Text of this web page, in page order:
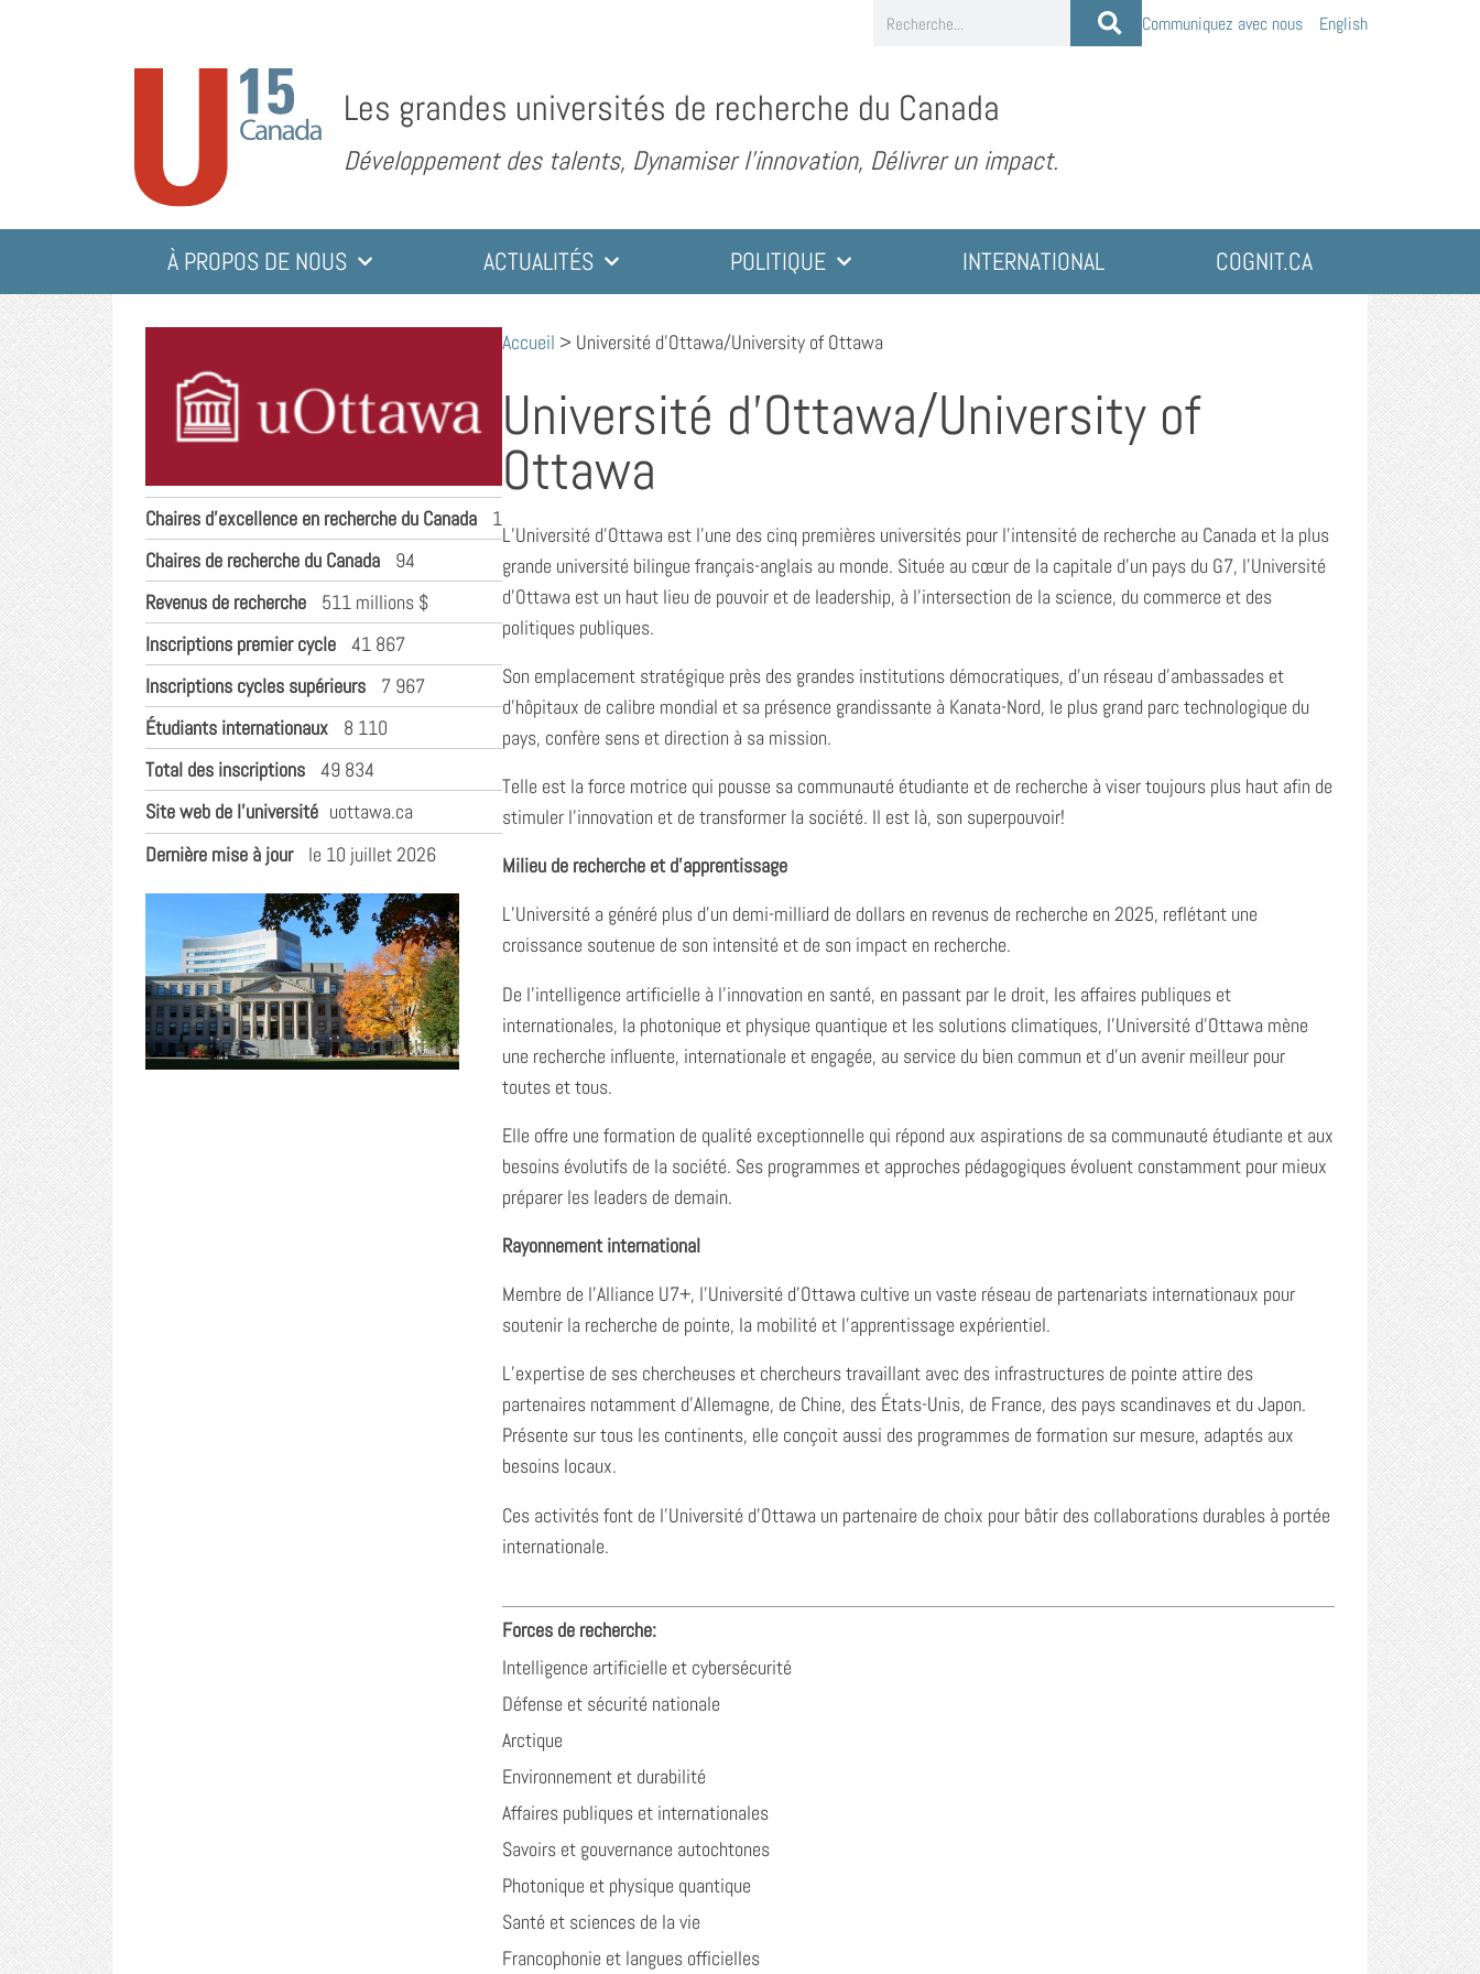
Communiquez avec nous English
Les grandes universités de recherche du Canada
Développement des talents, Dynamiser l’innovation, Délivrer un impact.
À PROPOS DE NOUS ACTUALITÉS POLITIQUE INTERNATIONAL COGNIT.CA
Chaires d’excellence en recherche du Canada
1
Chaires de recherche du Canada
94
Revenus de recherche
511 millions $
Inscriptions premier cycle
41 867
Inscriptions cycles supérieurs
7 967
Étudiants internationaux
8 110
Total des inscriptions
49 834
Site web de l'université uottawa.ca
Dernière mise à jour
le 10 juillet 2026
Accueil > Université d’Ottawa/University of Ottawa
Université d’Ottawa/University of
Ottawa
L’Université d’Ottawa est l’une des cinq premières universités pour l’intensité de recherche au Canada et la plus
grande université bilingue français-anglais au monde. Située au cœur de la capitale d’un pays du G7, l’Université
d’Ottawa est un haut lieu de pouvoir et de leadership, à l’intersection de la science, du commerce et des
politiques publiques.
Son emplacement stratégique près des grandes institutions démocratiques, d’un réseau d’ambassades et
d’hôpitaux de calibre mondial et sa présence grandissante à Kanata-Nord, le plus grand parc technologique du
pays, confère sens et direction à sa mission.
Telle est la force motrice qui pousse sa communauté étudiante et de recherche à viser toujours plus haut afin de
stimuler l’innovation et de transformer la société. Il est là, son superpouvoir!
Milieu de recherche et d’apprentissage
L’Université a généré plus d’un demi-milliard de dollars en revenus de recherche en 2025, reflétant une
croissance soutenue de son intensité et de son impact en recherche.
De l’intelligence artificielle à l’innovation en santé, en passant par le droit, les affaires publiques et
internationales, la photonique et physique quantique et les solutions climatiques, l’Université d’Ottawa mène
une recherche influente, internationale et engagée, au service du bien commun et d’un avenir meilleur pour
toutes et tous.
Elle offre une formation de qualité exceptionnelle qui répond aux aspirations de sa communauté étudiante et aux
besoins évolutifs de la société. Ses programmes et approches pédagogiques évoluent constamment pour mieux
préparer les leaders de demain.
Rayonnement international
Membre de l’Alliance U7+, l’Université d’Ottawa cultive un vaste réseau de partenariats internationaux pour
soutenir la recherche de pointe, la mobilité et l’apprentissage expérientiel.
L’expertise de ses chercheuses et chercheurs travaillant avec des infrastructures de pointe attire des
partenaires notamment d’Allemagne, de Chine, des États-Unis, de France, des pays scandinaves et du Japon.
Présente sur tous les continents, elle conçoit aussi des programmes de formation sur mesure, adaptés aux
besoins locaux.
Ces activités font de l’Université d’Ottawa un partenaire de choix pour bâtir des collaborations durables à portée
internationale.
Forces de recherche:
Intelligence artificielle et cybersécurité
Défense et sécurité nationale
Arctique
Environnement et durabilité
Affaires publiques et internationales
Savoirs et gouvernance autochtones
Photonique et physique quantique
Santé et sciences de la vie
Francophonie et langues officielles